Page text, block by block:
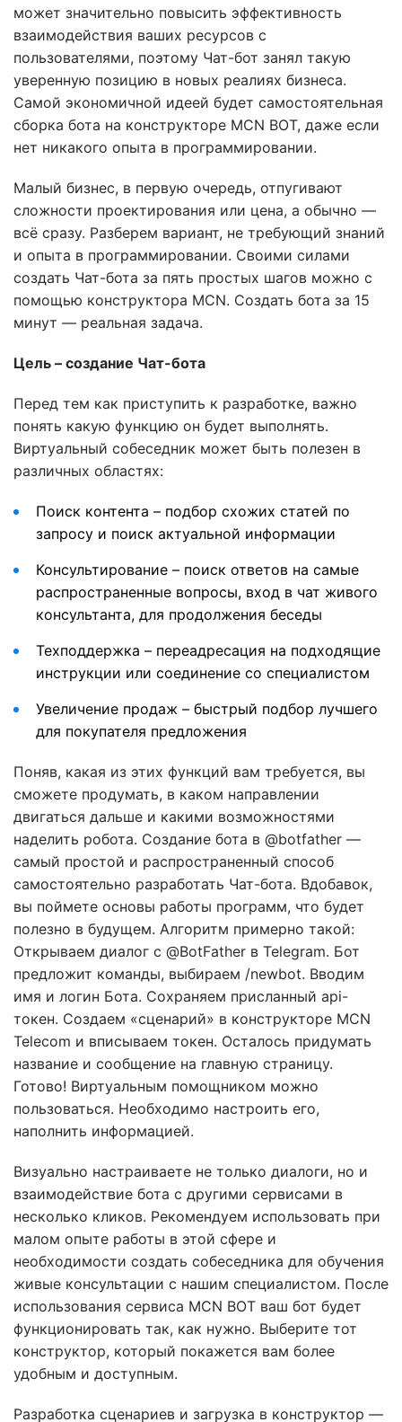
может значительно повысить эффективность
взаимодействия ваших ресурсов с
пользователями, поэтому Чат-бот занял такую
уверенную позицию в новых реалиях бизнеса.
Самой экономичной идеей будет самостоятельная
сборка бота на конструкторе MCN BOT, даже если
нет никакого опыта в программировании.
Малый бизнес, в первую очередь, отпугивают
сложности проектирования или цена, а обычно —
всё сразу. Разберем вариант, не требующий знаний
и опыта в программировании. Своими силами
создать Чат-бота за пять простых шагов можно с
помощью конструктора MCN. Создать бота за 15
минут — реальная задача.
Цель – создание Чат-бота
Перед тем как приступить к разработке, важно
понять какую функцию он будет выполнять.
Виртуальный собеседник может быть полезен в
различных областях:
Поиск контента – подбор схожих статей по
запросу и поиск актуальной информации
Консультирование – поиск ответов на самые
распространенные вопросы, вход в чат живого
консультанта, для продолжения беседы
Техподдержка – переадресация на подходящие
инструкции или соединение со специалистом
Увеличение продаж – быстрый подбор лучшего
для покупателя предложения
Поняв, какая из этих функций вам требуется, вы
сможете продумать, в каком направлении
двигаться дальше и какими возможностями
наделить робота. Создание бота в @botfather —
самый простой и распространенный способ
самостоятельно разработать Чат-бота. Вдобавок,
вы поймете основы работы программ, что будет
полезно в будущем. Алгоритм примерно такой:
Открываем диалог с @BotFather в Telegram. Бот
предложит команды, выбираем /newbot. Вводим
имя и логин Бота. Сохраняем присланный api-
токен. Создаем «сценарий» в конструкторе MCN
Telecom и вписываем токен. Осталось придумать
название и сообщение на главную страницу.
Готово! Виртуальным помощником можно
пользоваться. Необходимо настроить его,
наполнить информацией.
Визуально настраиваете не только диалоги, но и
взаимодействие бота с другими сервисами в
несколько кликов. Рекомендуем использовать при
малом опыте работы в этой сфере и
необходимости создать собеседника для обучения
живые консультации с нашим специалистом. После
использования сервиса MCN BOT ваш бот будет
функционировать так, как нужно. Выберите тот
конструктор, который покажется вам более
удобным и доступным.
Разработка сценариев и загрузка в конструктор —